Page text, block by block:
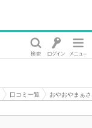
口コミ一覧
おやおやまぁ